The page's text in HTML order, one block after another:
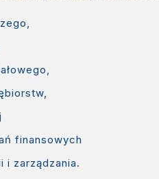
finansowych
i zarządzania.